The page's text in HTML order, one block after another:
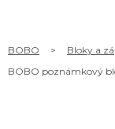
BOBO > Bloky a
BOBO poznámkový